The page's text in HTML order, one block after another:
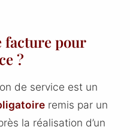
facture pour
?
de service est un
remis par un
la réalisation d’un